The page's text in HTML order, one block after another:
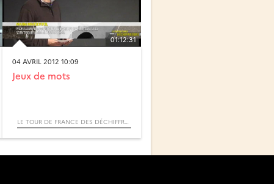
01:12:31
04 AVRIL 2012 10:09
Jeux de mots
LE TOUR DE FRANCE DES DÉCHIFFREURS – VOYAGE EN MATHÉMATIQUES